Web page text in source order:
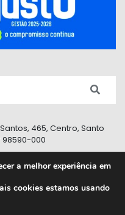
465, Centro, Santo
98590-000
a melhor experiência em
cookies estamos usando